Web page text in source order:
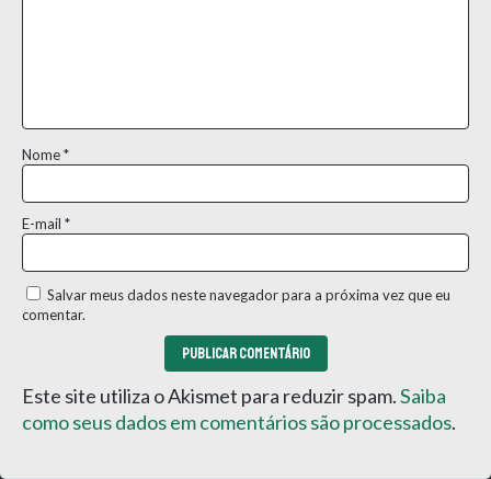
Nome*
E-mail *
Salvar meus dados neste navegador para a próxima vez que eu
comentar.
Este site utiliza o Akismet para reduzir spam.Saiba
como seus dados em comentários são processados.